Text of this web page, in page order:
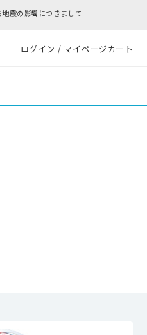
震の影響につきまして
ログイン / マイページカート